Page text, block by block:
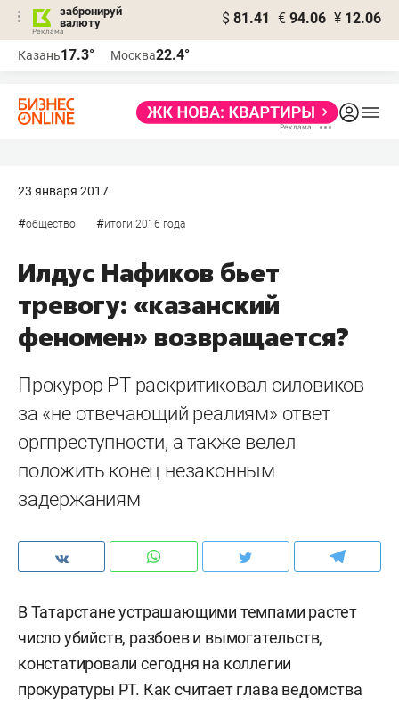
забронируй
валюту
$ 81.41 € 94.06 ¥ 12.06
Казань17.3° Москва22.4°
23 января 2017
#общество #итоги 2016 года
Илдус Нафиков бьет
тревогу: «казанский
феномен» возвращается?
Прокурор РТ раскритиковал силовиков
за «не отвечающий реалиям» ответ
оргпреступности, а также велел
положить конец незаконным
задержаниям
В Татарстане устрашающими темпами растет
число убийств, разбоев и вымогательств,
констатировали сегодня на коллегии
прокуратуры РТ. Как считает глава ведомства